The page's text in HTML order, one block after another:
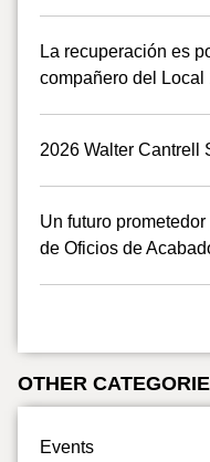
La recuperación es
compañero del Local
2026 Walter Cantrell
Un futuro
de Oficios de
OTHER
Events